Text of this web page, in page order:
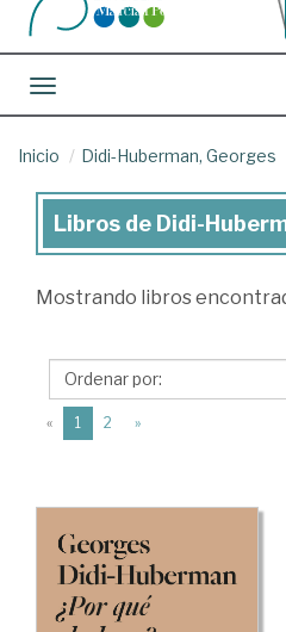
Toggle navigation
Inicio Didi-Huberman, Georges
Libros
Didi-
Georges
Libros de Didi-
Mostrando libros
« 1 (current)
2 »